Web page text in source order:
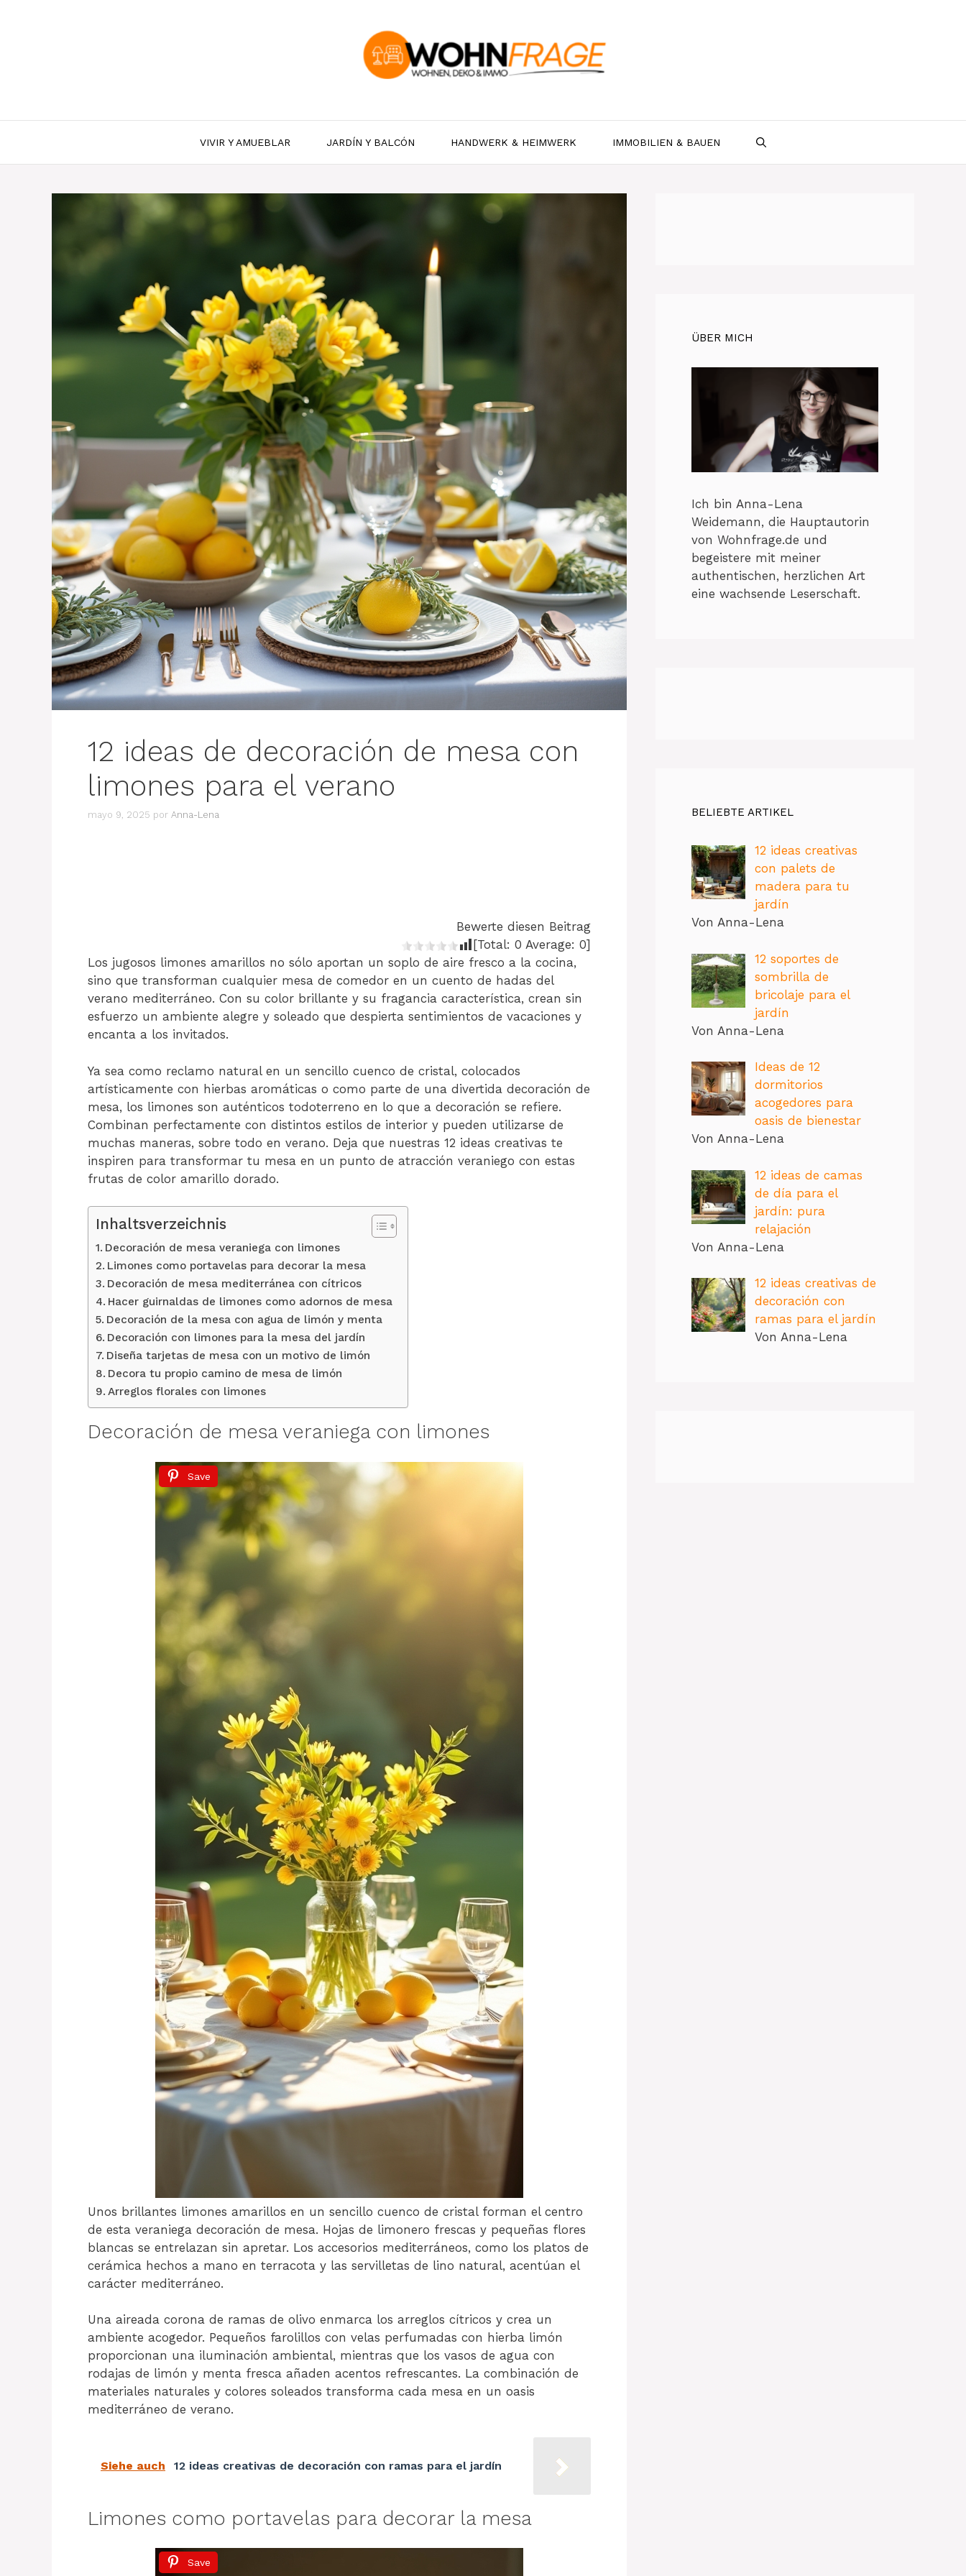
VIVIR Y AMUEBLAR JARDÍN Y BALCÓN HANDWERK & HEIMWERK IMMOBILIEN & BAUEN
12 ideas de decoración de mesa con
limones para el verano
mayo 9, 2025 por Anna-Lena
Bewerte diesen Beitrag
[Total: 0 Average: 0]
Los jugosos limones amarillos no sólo aportan un soplo de aire fresco a la cocina,
sino que transforman cualquier mesa de comedor en un cuento de hadas del
verano mediterráneo. Con su color brillante y su fragancia característica, crean sin
esfuerzo un ambiente alegre y soleado que despierta sentimientos de vacaciones y
encanta a los invitados.
Ya sea como reclamo natural en un sencillo cuenco de cristal, colocados
artísticamente con hierbas aromáticas o como parte de una divertida decoración de
mesa, los limones son auténticos todoterreno en lo que a decoración se refiere.
Combinan perfectamente con distintos estilos de interior y pueden utilizarse de
muchas maneras, sobre todo en verano. Deja que nuestras 12 ideas creativas te
inspiren para transformar tu mesa en un punto de atracción veraniego con estas
frutas de color amarillo dorado.
Inhaltsverzeichnis
Decoración de mesa veraniega con limones
Limones como portavelas para decorar la mesa
Decoración de mesa mediterránea con cítricos
Hacer guirnaldas de limones como adornos de mesa
Decoración de la mesa con agua de limón y menta
Decoración con limones para la mesa del jardín
Diseña tarjetas de mesa con un motivo de limón
Decora tu propio camino de mesa de limón
Arreglos florales con limones
Decoración de mesa veraniega con limones
Save
Unos brillantes limones amarillos en un sencillo cuenco de cristal forman el centro
de esta veraniega decoración de mesa. Hojas de limonero frescas y pequeñas flores
blancas se entrelazan sin apretar. Los accesorios mediterráneos, como los platos de
cerámica hechos a mano en terracota y las servilletas de lino natural, acentúan el
carácter mediterráneo.
Una aireada corona de ramas de olivo enmarca los arreglos cítricos y crea un
ambiente acogedor. Pequeños farolillos con velas perfumadas con hierba limón
proporcionan una iluminación ambiental, mientras que los vasos de agua con
rodajas de limón y menta fresca añaden acentos refrescantes. La combinación de
materiales naturales y colores soleados transforma cada mesa en un oasis
mediterráneo de verano.
Siehe auch 12 ideas creativas de decoración con ramas para el jardín
Limones como portavelas para decorar la mesa
Save
ÜBER MICH
Ich bin Anna-Lena
Weidemann, die Hauptautorin
von Wohnfrage.de und
begeistere mit meiner
authentischen, herzlichen Art
eine wachsende Leserschaft.
BELIEBTE ARTIKEL
12 ideas creativas
con palets de
madera para tu
jardín
Von Anna-Lena
12 soportes de
sombrilla de
bricolaje para el
jardín
Von Anna-Lena
Ideas de 12
dormitorios
acogedores para
oasis de bienestar
Von Anna-Lena
12 ideas de camas
de día para el
jardín: pura
relajación
Von Anna-Lena
12 ideas creativas de
decoración con
ramas para el jardín
Von Anna-Lena